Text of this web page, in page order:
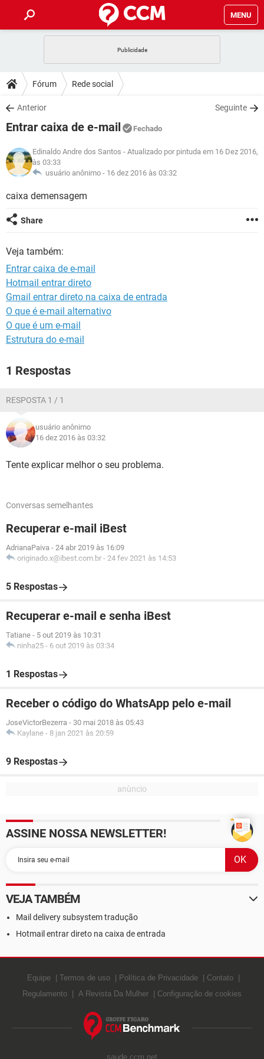
MENU
CELULAR
OUTLOOK
INSTAGRAM GMAIL
GUIA DE COMPRAS
DICAS
JOGOS
INSTAGRAM
GUIA DE COMPRAS
DOWNLOADS
JOGOS WHATSAPP
CELULAR FACEBOOK
OUTLOOK EXCEL
JOGOS WHATSAPP
CELULAR FACEBOOK
OUTLOOK
INSTAGRAM
GLOSSÁRIO
INSTAGRAM
GUIA DE COMPRAS
Fórum Rede social
Anterior Seguinte
Entrar caixa de e-mail Fechado
Edinaldo Andre dos Santos - Atualizado por pintuda em 16 Dez 2016,
às 03:33
usuário anônimo - 16 dez 2016 às 03:32
caixa demensagem
Share
Veja também:
Entrar caixa de e-mail
Hotmail entrar direto
Gmail entrar direto na caixa de entrada
O que é e-mail alternativo
O que é um e-mail
Estrutura do e-mail
1 Respostas
RESPOSTA 1 / 1
usuário anônimo
16 dez 2016 às 03:32
Tente explicar melhor o seu problema.
Conversas semelhantes
Recuperar e-mail iBest
AdrianaPaiva - 24 abr 2019 às 16:09
originado.x@ibest.com.br - 24 fev 2021 às 14:53
5 Respostas
Recuperar e-mail e senha iBest
Tatiane - 5 out 2019 às 10:31
ninha25 - 6 out 2019 às 03:34
1 Respostas
Receber o código do WhatsApp pelo e-mail
JoseVictorBezerra - 30 mai 2018 às 05:43
Kaylane - 8 jan 2021 às 20:59
9 Respostas
ASSINE NOSSA NEWSLETTER!
VEJA TAMBÉM
Mail delivery subsystem tradução
Hotmail entrar direto na caixa de entrada
Equipe Termos de uso Política de Privacidade
Contato
Regulamento
A Revista Da Mulher Configuração de cookies
saude.ccm.net